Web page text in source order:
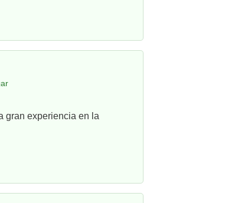
gran experiencia en la